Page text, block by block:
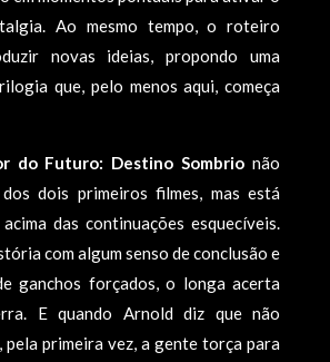
Ao mesmo tempo, o roteiro
novas ideias, propondo uma
que, pelo menos aqui, começa
do Futuro: Destino Sombrio não
dois primeiros filmes, mas está
das continuações esquecíveis.
com algum senso de conclusão e
ganchos forçados, o longa acerta
E quando Arnold diz que não
primeira vez, a gente torça para